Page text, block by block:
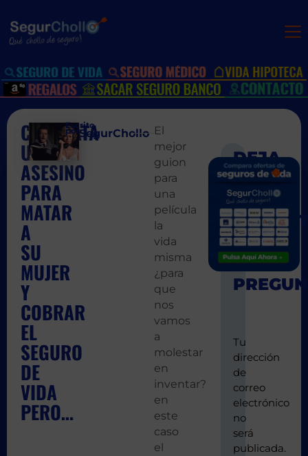
CONTRATA
UN
ASESINO
PARA
MATAR
A
SU
MUJER
Y
COBRAR
EL
SEGURO
DE
VIDA
PERO…
Escrito
por:SegurChollo El
mejor
guion
para
una
película
la
vida
misma
¿para
que
nos
vamos
a
molestar
en
inventar?
en
este
caso
el
Tu
dirección
de
correo
electrónico
no
será
publicada.
¿Si
¿Es mas